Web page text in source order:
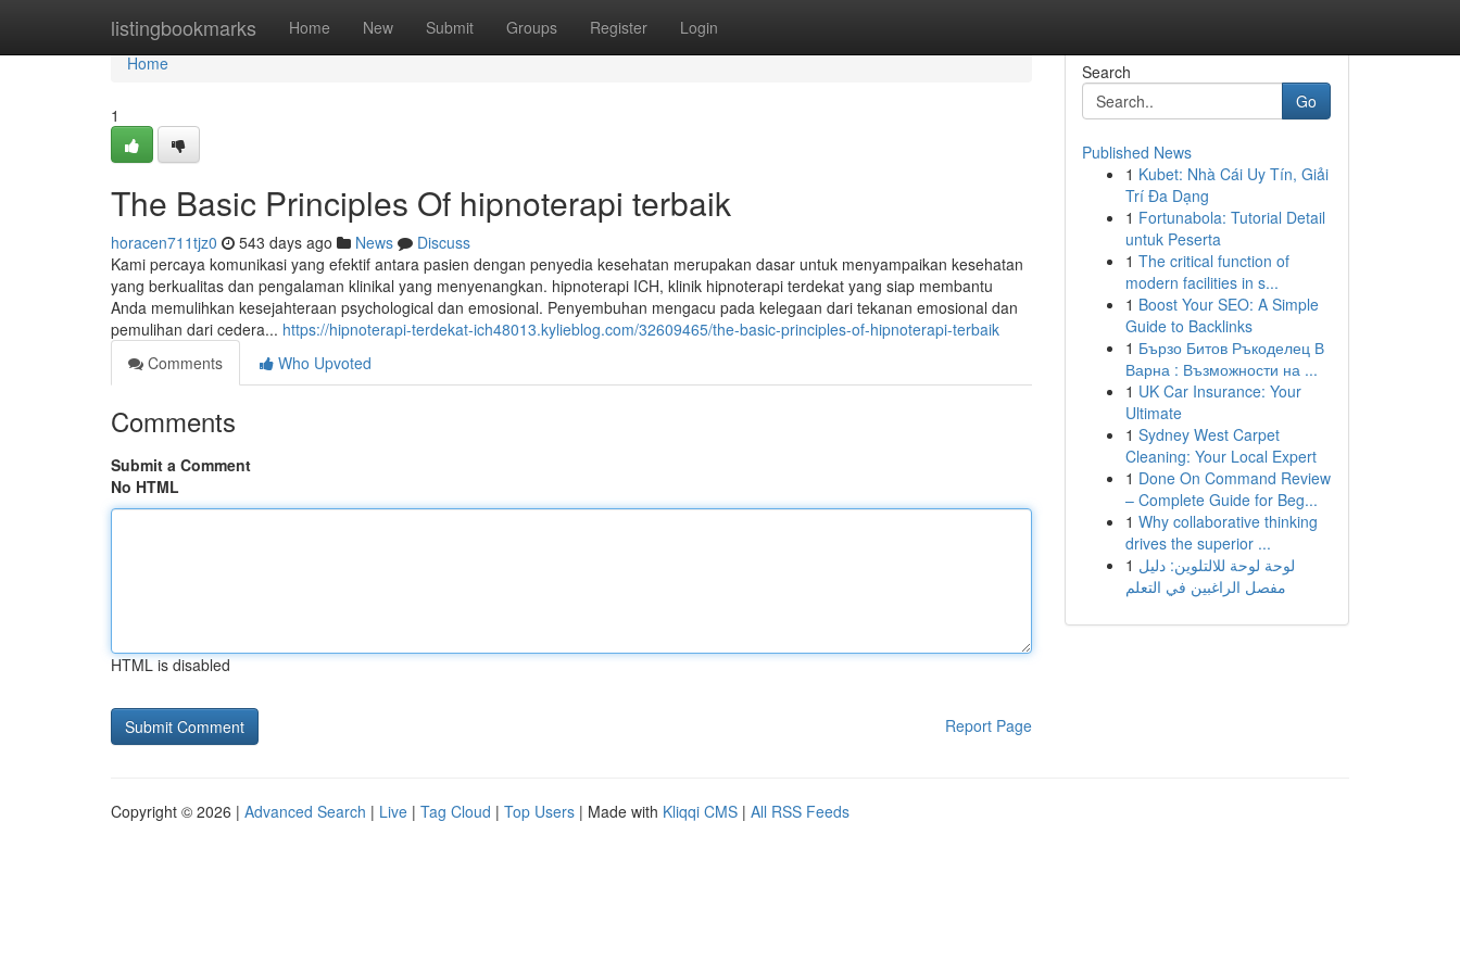
listingbookmarks Home New Submit Groups Register Login
Home
Home
1
The Basic Principles Of hipnoterapi terbaik
horacen711tjz0 543 days ago News
Discuss
Kami percaya komunikasi yang efektif antara pasien dengan penyedia kesehatan merupakan dasar untuk menyampaikan kesehatan
yang berkualitas dan pengalaman klinikal yang menyenangkan. hipnoterapi ICH, klinik hipnoterapi terdekat yang siap membantu
Anda memulihkan kesejahteraan psychological dan emosional. Penyembuhan mengacu pada kelegaan dari tekanan emosional dan
pemulihan dari cedera... https://hipnoterapi-terdekat-ich48013.kylieblog.com/32609465/the-basic-principles-of-hipnoterapi-terbaik
Comments
Who Upvoted
Comments
Submit a Comment
No HTML
HTML is disabled
Report Page
Search
Go
Published News
1 Kubet: Nhà Cái Uy Tín, Giải
Trí Đa Dạng
1 Fortunabola: Tutorial Detail
untuk Peserta
1 The critical function of
modern facilities in s...
1 Boost Your SEO: A Simple
Guide to Backlinks
1 Бързо Битов Ръкоделец В
Варна : Възможности на ...
1 UK Car Insurance: Your
Ultimate
1 Sydney West Carpet
Cleaning: Your Local Expert
1 Done On Command Review
– Complete Guide for Beg...
1 Why collaborative thinking
drives the superior ...
1 لوحة لوحة للالتلوين: دليل
مفصل الراغبين في التعلم
Copyright © 2026 | Advanced Search | Live | Tag Cloud | Top Users | Made with Kliqqi CMS | All RSS Feeds